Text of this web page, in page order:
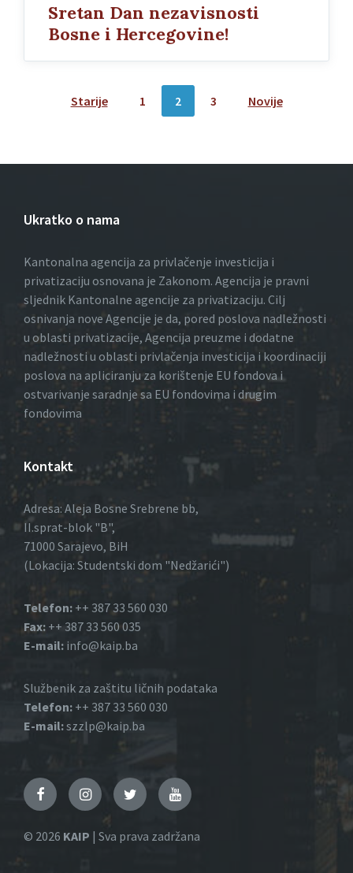
Sretan Dan nezavisnosti
Bosne i Hercegovine!
PostsStarije 1 2 3 Novije
Ukratko o nama
Kantonalna agencija za privlačenje investicija i
privatizaciju osnovana je Zakonom. Agencija je pravni
sljednik Kantonalne agencije za privatizaciju. Cilj
osnivanja nove Agencije je da, pored poslova nadležnosti
u oblasti privatizacije, Agencija preuzme i dodatne
nadležnosti u oblasti privlačenja investicija i koordinaciji
poslova na apliciranju za korištenje EU fondova i
ostvarivanje saradnje sa EU fondovima i drugim
fondovima
Kontakt
Adresa: Aleja Bosne Srebrene bb,
II.sprat-blok "B",
71000 Sarajevo, BiH
(Lokacija: Studentski dom "Nedžarići")
Telefon: ++ 387 33 560 030
Fax: ++ 387 33 560 035
E-mail: info@kaip.ba
Službenik za zaštitu ličnih podataka
Telefon: ++ 387 33 560 030
E-mail:szzlp@kaip.ba
FacebookInstagramTwitter YouTube
© 2026 KAIP | Sva prava zadržana